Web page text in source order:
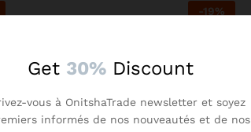
-19%
Get 30% Discount
vous à OnitshaTrade newsletter et soyez
informés de nos nouveautés et de nos